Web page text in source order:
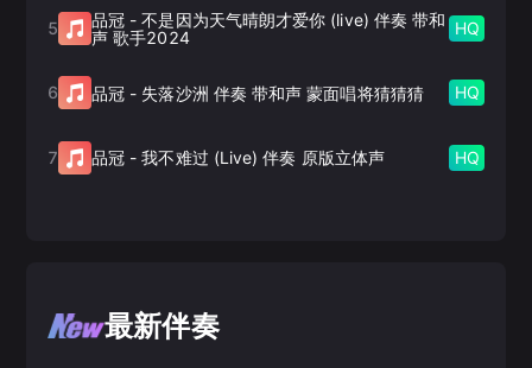
5 品冠 -不是因为天气晴朗才爱你 (live) 伴奏 带和
声 歌手2024
HQ
6 品冠 - 失落沙洲 伴奏 带和声 蒙面唱将猜猜猜 HQ
7 品冠 -我不难过 (Live) 伴奏 原版立体声 HQ
最新伴奏